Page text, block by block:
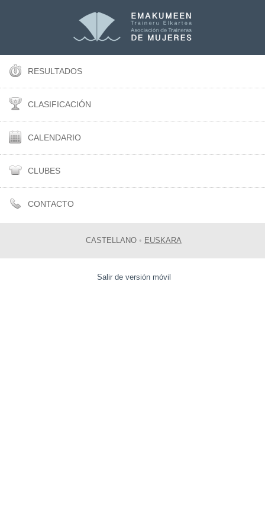
RESULTADOS
CLASIFICACIÓN
CALENDARIO
CLUBES
CONTACTO
CASTELLANO • EUSKARA
Salir de versión móvil